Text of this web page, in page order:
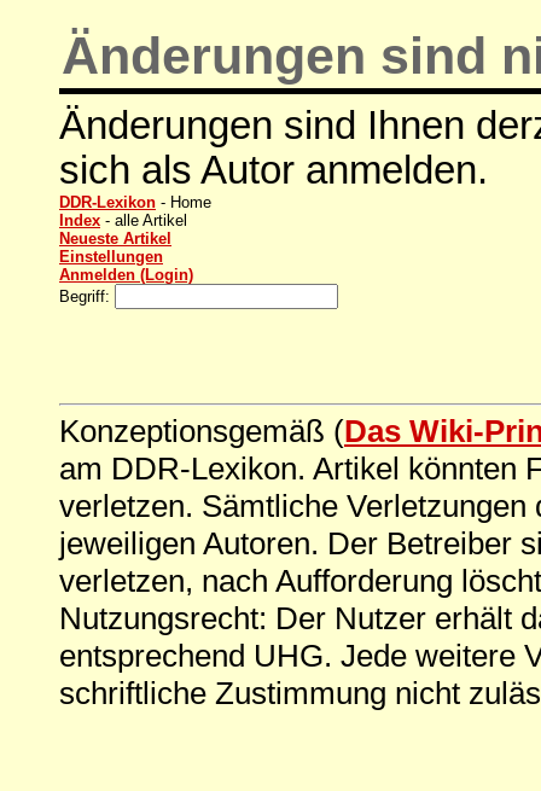
Änderungen sind
Änderungen sind Ihnen
sich als Autor anmelden.
DDR-Lexikon - Home
Index - alle Artikel
Neueste Artikel
Einstellungen
Anmelden (Login)
Begriff:
Konzeptionsgemäß (Das Wiki-
am DDR-Lexikon. Artikel könnten
verletzen. Sämtliche
jeweiligen Autoren. Der Betreiber
verletzen, nach Aufforderung
Nutzungsrecht: Der Nutzer erhält
entsprechend UHG. Jede weitere
schriftliche Zustimmung nicht